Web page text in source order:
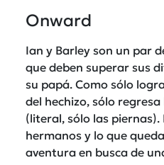
Onward
Ian y Barley son un par
que deben superar sus
su papá. Como sólo
del hechizo, sólo
(literal, sólo las piernas).
hermanos y lo que
aventura en busca de